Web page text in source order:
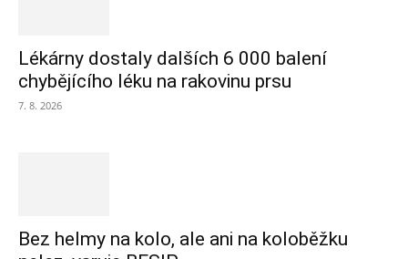
Lékárny dostaly dalších 6 000 balení
chybějícího léku na rakovinu prsu
7. 8. 2026
Bez helmy na kolo, ale ani na koloběžku